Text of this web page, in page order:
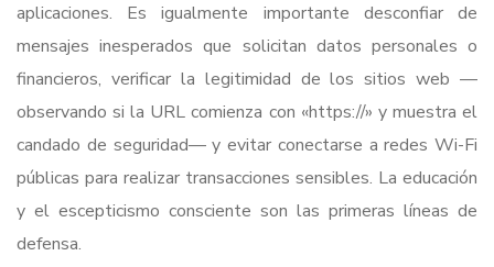
aplicaciones. Es igualmente importante desconfiar de
mensajes inesperados que solicitan datos personales o
financieros, verificar la legitimidad de los sitios web —
observando si la URL comienza con «https://» y muestra el
candado de seguridad— y evitar conectarse a redes Wi-Fi
públicas para realizar transacciones sensibles. La educación
y el escepticismo consciente son las primeras líneas de
defensa.